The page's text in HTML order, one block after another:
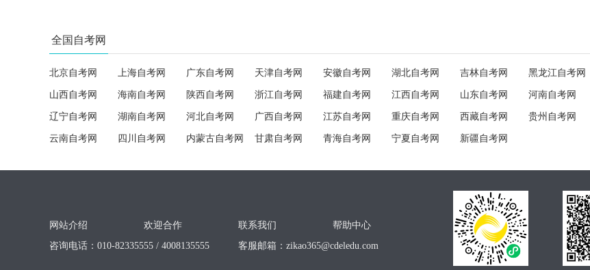
全国自考网
北京自考网 上海自考网 广东自考网 天津自考网 安徽自考网 湖北自考网 吉林自考网 黑龙江自考网
山西自考网 海南自考网 陕西自考网 浙江自考网 福建自考网 江西自考网 山东自考网 河南自考网
辽宁自考网 湖南自考网 河北自考网 广西自考网 江苏自考网 重庆自考网 西藏自考网 贵州自考网
云南自考网 四川自考网 内蒙古自考网 甘肃自考网 青海自考网 宁夏自考网 新疆自考网
网站介绍 欢迎合作 联系我们
帮助中心
咨询电话：010-82335555 / 4008135555
客服邮箱： zikao365@cdeledu.com